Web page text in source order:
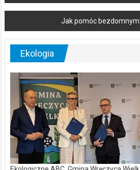
navigation
Jak pomóc
Ekologia